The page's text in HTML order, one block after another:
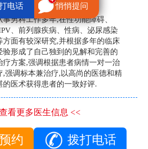
营富
男科主任
事男科工作多年,在性功能障碍、
、前列腺疾病、性病、泌尿感染
方面有较深研究,并根据多年的临床
验形成了自己独到的见解和完善的
疗方案,强调根据患者病情一对一治
,强调标本兼治疗,以高尚的医德和精
的医术获得患者的一致好评.
看更多医生信息 <<
约 拨打电话
电话 悄悄提问